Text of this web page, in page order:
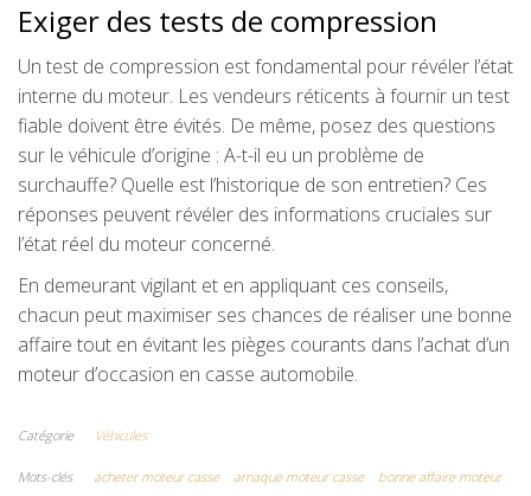
Exiger des tests de compression
Un test de compression est fondamental pour révéler l’état
interne du moteur. Les vendeurs réticents à fournir un test
fiable doivent être évités. De même, posez des questions
sur le véhicule d’origine : A-t-il eu un problème de
surchauffe? Quelle est l’historique de son entretien? Ces
réponses peuvent révéler des informations cruciales sur
l’état réel du moteur concerné.
En demeurant vigilant et en appliquant ces conseils,
chacun peut maximiser ses chances de réaliser une bonne
affaire tout en évitant les pièges courants dans l’achat d’un
moteur d’occasion en casse automobile.
Catégorie Véhicules
Mots-clés acheter moteur casse arnaque moteur casse
bonne affaire moteur